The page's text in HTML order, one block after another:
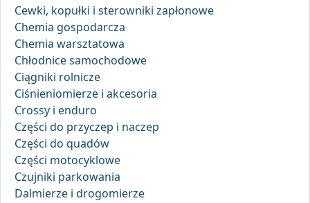
Cewki, kopułki i sterowniki zapłonowe
Chemia gospodarcza
Chemia warsztatowa
Chłodnice samochodowe
Ciągniki rolnicze
Ciśnieniomierze i akcesoria
Crossy i enduro
Części do przyczep i naczep
Części do quadów
Części motocyklowe
Czujniki parkowania
Dalmierze i drogomierze